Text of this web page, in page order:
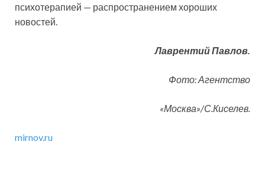
психотерапией — распространением хороших
новостей.
Лаврентий Павлов.
Фото: Агентство
«Москва»/С.Киселев.
mirnov.ru